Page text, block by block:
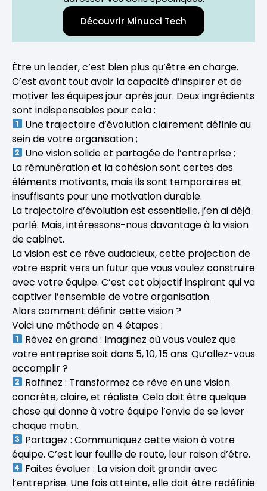
Découvrir Minucci Tech
Être un leader, c’est bien plus qu’être en charge.
C’est avant tout avoir la capacité d’inspirer et de
motiver les équipes jour après jour. Deux ingrédients
sont indispensables pour cela :
Une trajectoire d’évolution clairement définie au
sein de votre organisation ;
Une vision solide et partagée de l’entreprise ;
La rémunération et la cohésion sont certes des
éléments motivants, mais ils sont temporaires et
insuffisants pour une motivation durable.
La trajectoire d’évolution est essentielle, j’en ai déjà
parlé. Mais, intéressons-nous davantage à la vision
de cabinet.
La vision est ce rêve audacieux, cette projection de
votre esprit vers un futur que vous voulez construire
avec votre équipe. C’est cet objectif inspirant qui va
captiver l’ensemble de votre organisation.
Alors comment définir cette vision ?
Voici une méthode en 4 étapes :
Rêvez en grand : Imaginez où vous voulez que
votre entreprise soit dans 5, 10, 15 ans. Qu’allez-vous
accomplir ?
Raffinez : Transformez ce rêve en une vision
concrète, claire, et réaliste. Cela doit être quelque
chose qui donne à votre équipe l’envie de se lever
chaque matin.
Partagez : Communiquez cette vision à votre
équipe. C’est leur feuille de route, leur raison d’être.
Faites évoluer : La vision doit grandir avec
l’entreprise. Une fois atteinte, elle doit être redéfinie